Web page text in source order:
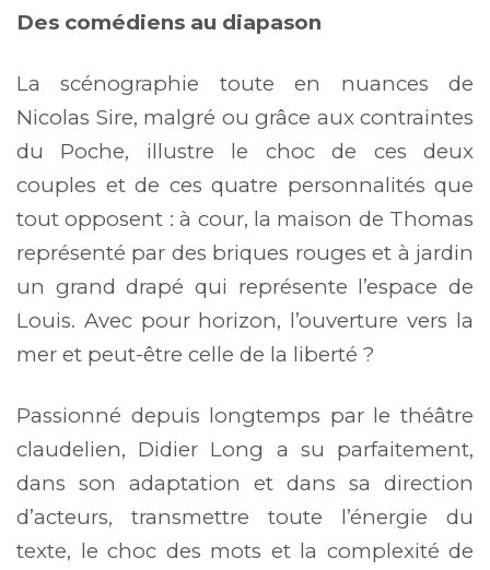
Des comédiens au diapason
La scénographie toute en nuances de
Nicolas Sire, malgré ou grâce aux contraintes
du Poche, illustre le choc de ces deux
couples et de ces quatre personnalités que
tout opposent : à cour, la maison de Thomas
représenté par des briques rouges et à jardin
un grand drapé qui représente l’espace de
Louis. Avec pour horizon, l’ouverture vers la
mer et peut-être celle de la liberté ?
Passionné depuis longtemps par le théâtre
claudelien, Didier Long a su parfaitement,
dans son adaptation et dans sa direction
d’acteurs, transmettre toute l’énergie du
texte, le choc des mots et la complexité de